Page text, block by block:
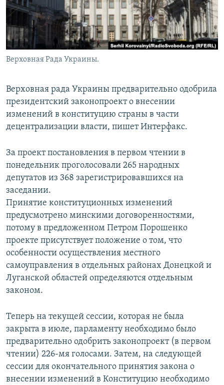
Верховная Рада Украины.
Верховная рада Украины предварительно одобрила
президентский законопроект о внесении
изменений в конституцию страны в части
децентрализации власти, пишет Интерфакс.
За проект постановления в первом чтении в
понедельник проголосовали 265 народных
депутатов из 368 зарегистрировавшихся на
заседании.
Принятие конституционных изменений
предусмотрено минскими договоренностями,
потому в предложенном Петром Порошенко
проекте присутствует положение о том, что
особенности осуществления местного
самоуправления в отдельных районах Донецкой и
Луганской областей определяются отдельным
законом.
Теперь на текущей сессии, которая не была
закрыта в июле, парламенту необходимо было
предварительно одобрить законопроект (в первом
чтении) 226-мя голосами. Затем, на следующей
сессии для окончательного принятия закона о
внесении изменений в Конституцию необходимо